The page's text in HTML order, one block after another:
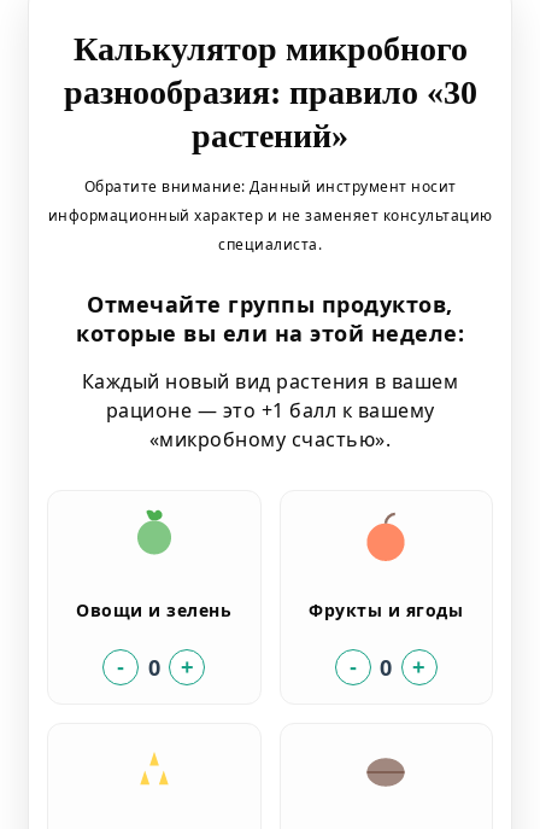
Калькулятор микробного
разнообразия: правило «30
растений»
Обратите внимание: Данный инструмент носит
информационный характер и не заменяет консультацию
специалиста.
Отмечайте группы продуктов,
которые вы ели на этой неделе:
Каждый новый вид растения в вашем
рационе — это +1 балл к вашему
«микробному счастью».
Овощи и зелень
- 0 +
Фрукты и ягоды
- 0 +